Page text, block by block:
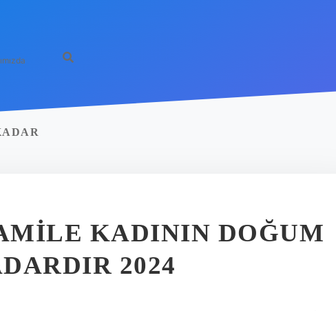
KADININ DOĞUM
2024